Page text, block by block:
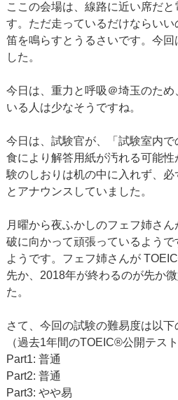
ここの会場は、線路に近い席だと
す。ただ走っているだけならい
笛を鳴らすとうるさいです。今
した。
今日は、重力と呼吸＠埼玉のた
いる人は少なそうですね。
今日は、試験官が、「試験室内
食により解答用紙が汚れる可能
験のしおりは机の中に入れず、必
とアナウンスしていました。
月曜から夜ふかしのフェフ姉さ
破に向かって頑張っているよう
ようです。フェフ姉さんが
先か、2018年が終わるのが先か
た。
さて、今回の試験の難易度は以下
（過去1年間のTOEIC®公開テスト
Part1: 普通
Part2: 普通
Part3: やや易